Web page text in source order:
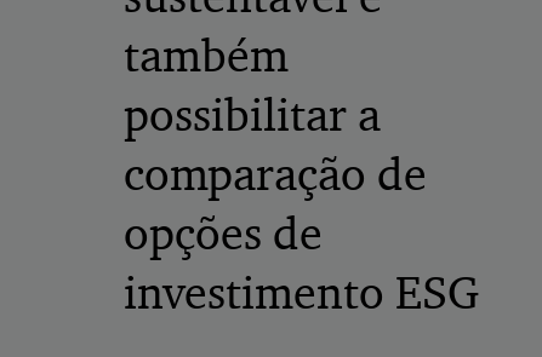
também
possibilitar a
comparação de
opções de
investimento ESG